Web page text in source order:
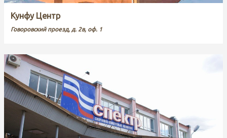
Кунфу Центр
Говоровский проезд, д. 2в, оф. 1